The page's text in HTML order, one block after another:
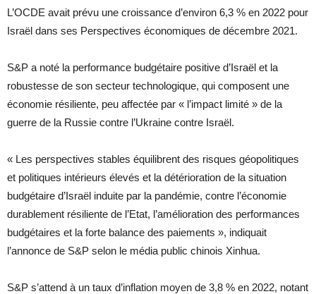
L’OCDE avait prévu une croissance d’environ 6,3 % en 2022 pour
Israël dans ses Perspectives économiques de décembre 2021.
S&P a noté la performance budgétaire positive d’Israël et la
robustesse de son secteur technologique, qui composent une
économie résiliente, peu affectée par « l’impact limité » de la
guerre de la Russie contre l’Ukraine contre Israël.
« Les perspectives stables équilibrent des risques géopolitiques
et politiques intérieurs élevés et la détérioration de la situation
budgétaire d’Israël induite par la pandémie, contre l’économie
durablement résiliente de l’Etat, l’amélioration des performances
budgétaires et la forte balance des paiements », indiquait
l’annonce de S&P selon le média public chinois Xinhua.
S&P s’attend à un taux d’inflation moyen de 3,8 % en 2022, notant